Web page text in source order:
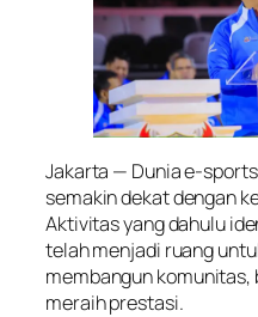
Jakarta — Dunia e-
semakin dekat dengan
Aktivitas yang dahulu
telah menjadi ruang
membangun
meraih prestasi.